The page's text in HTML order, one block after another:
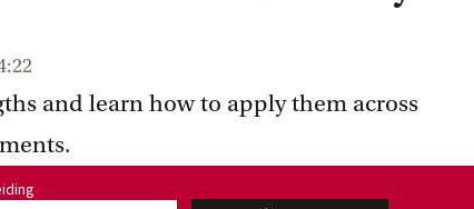
and learn how to apply them across